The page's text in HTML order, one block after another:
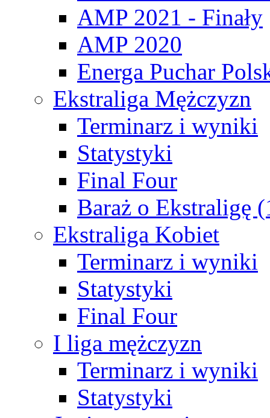
AMP 2021 - Finały
AMP 2020
Energa Puchar
Ekstraliga Mężczyzn
Terminarz i wyniki
Statystyki
Final Four
Baraż o Ekstraligę
Ekstraliga Kobiet
Terminarz i wyniki
Statystyki
Final Four
I liga mężczyzn
Terminarz i wyniki
Statystyki